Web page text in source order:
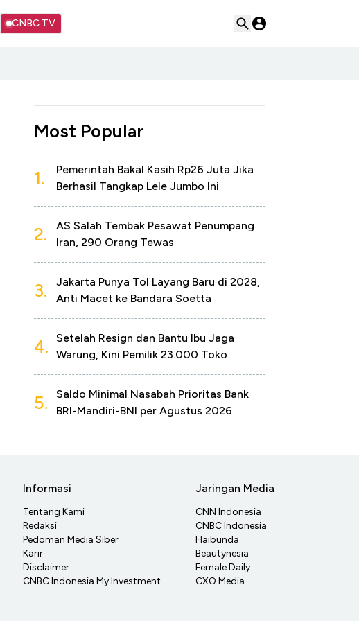
CNBC TV
Most Popular
1.
Pemerintah Bakal Kasih Rp26 Juta Jika
Berhasil Tangkap Lele Jumbo Ini
2.
AS Salah Tembak Pesawat Penumpang
Iran, 290 Orang Tewas
3.
Jakarta Punya Tol Layang Baru di 2028,
Anti Macet ke Bandara Soetta
4.
Setelah Resign dan Bantu Ibu Jaga
Warung, Kini Pemilik 23.000 Toko
5.
Saldo Minimal Nasabah Prioritas Bank
BRI-Mandiri-BNI per Agustus 2026
Informasi
Tentang Kami
Redaksi
Pedoman Media Siber
Karir
Disclaimer
CNBC Indonesia My Investment
Jaringan Media
CNN Indonesia
CNBC Indonesia
Haibunda
Beautynesia
Female Daily
CXO Media